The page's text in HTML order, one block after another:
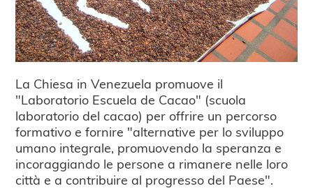
La Chiesa in Venezuela promuove il
"Laboratorio Escuela de Cacao" (scuola
laboratorio del cacao) per offrire un percorso
formativo e fornire "alternative per lo sviluppo
umano integrale, promuovendo la speranza e
incoraggiando le persone a rimanere nelle loro
città e a contribuire al progresso del Paese".